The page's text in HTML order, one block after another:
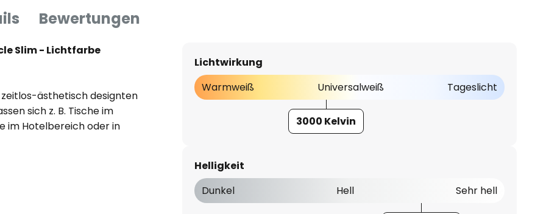
Bewertungen
Slim - Lichtfarbe
ästhetisch designten
sich z. B. Tische im
im Hotelbereich oder in
angenehm beleuchten.
LEDs verbergen sich
Lichtwirkung
Warmweiß
Universalweiß Tageslicht
3000 Kelvin
Helligkeit
Dunkel
Hell Sehr hell